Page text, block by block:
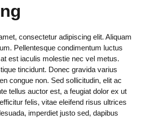
consectetur adipiscing elit. Aliquam
Pellentesque condimentum luctus
est iaculis molestie nec vel metus.
tincidunt. Donec gravida varius
congue non. Sed sollicitudin, elit ac
tellus auctor est, a feugiat dolor ex ut
felis, vitae eleifend risus ultrices
imperdiet justo sed, dapibus